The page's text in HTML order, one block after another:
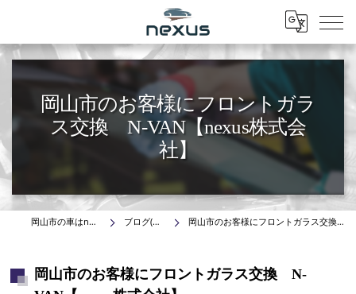
Menu
岡山市のお客様にフロントガラ
ス交換 N-VAN【nexus株式会
社】
岡山市の車はnexus株式会社 ブログ(施工事例) 岡山市のお客様にフロントガラス交換 N-VAN【nexus株式会社】
岡山市のお客様にフロントガラス交換 N-